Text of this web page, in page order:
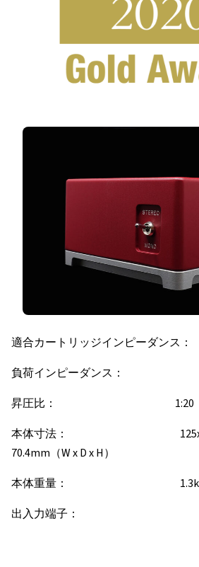
適合カートリッジインピー
負荷インピーダンス： 47
昇圧比： 1:20
本体寸法： 125x 100
70.4mm（W x D x H）
本体重量：
出入力端子：